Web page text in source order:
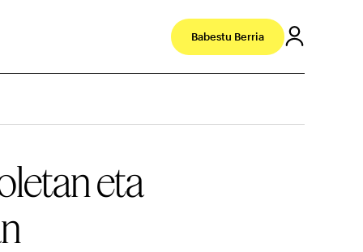
Babestu Berria
eta